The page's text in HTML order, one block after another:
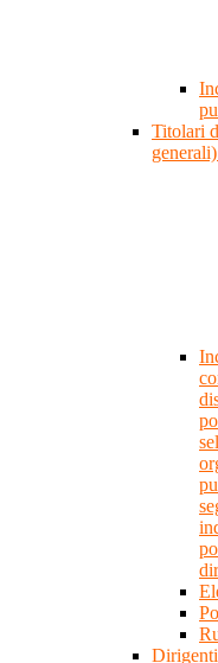
Titolari
generali)
Dirigenti